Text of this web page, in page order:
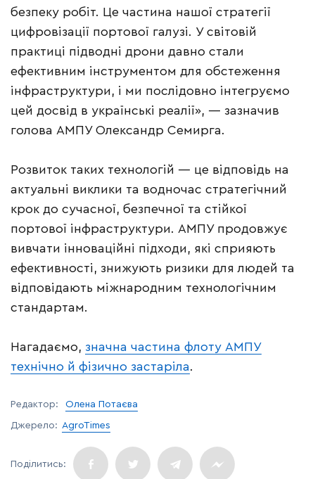
безпеку робіт. Це частина нашої стратегії
цифровізації портової галузі. У світовій
практиці підводні дрони давно стали
ефективним інструментом для обстеження
інфраструктури, і ми послідовно інтегруємо
цей досвід в українські реалії», — зазначив
голова АМПУ Олександр Семирга.
Розвиток таких технологій — це відповідь на
актуальні виклики та водночас стратегічний
крок до сучасної, безпечної та стійкої
портової інфраструктури. АМПУ продовжує
вивчати інноваційні підходи, які сприяють
ефективності, знижують ризики для людей та
відповідають міжнародним технологічним
стандартам.
Нагадаємо, значна частина флоту АМПУ
технічно й фізично застаріла.
Редактор: Олена Потаєва
Джерело: AgroTimes